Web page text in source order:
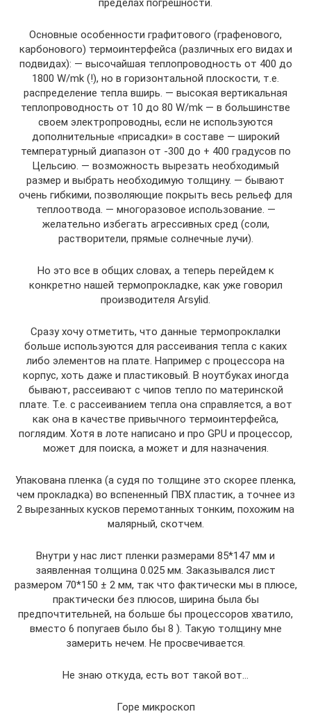
пределах погрешности.
Основные особенности графитового (графенового,
карбонового) термоинтерфейса (различных его видах и
подвидах): — высочайшая теплопроводность от 400 до
1800 W/mk (!), но в горизонтальной плоскости, т.е.
распределение тепла вширь. — высокая вертикальная
теплопроводность от 10 до 80 W/mk — в большинстве
своем электропроводны, если не используются
дополнительные «присадки» в составе — широкий
температурный диапазон от -300 до + 400 градусов по
Цельсию. — возможность вырезать необходимый
размер и выбрать необходимую толщину. — бывают
очень гибкими, позволяющие покрыть весь рельеф для
теплоотвода. — многоразовое использование. —
желательно избегать агрессивных сред (соли,
растворители, прямые солнечные лучи).
Но это все в общих словах, а теперь перейдем к
конкретно нашей термопрокладке, как уже говорил
производителя Arsylid.
Сразу хочу отметить, что данные термопроклалки
больше используются для рассеивания тепла с каких
либо элементов на плате. Например с процессора на
корпус, хоть даже и пластиковый. В ноутбуках иногда
бывают, рассеивают с чипов тепло по материнской
плате. Т.е. с рассеиванием тепла она справляется, а вот
как она в качестве привычного термоинтерфейса,
поглядим. Хотя в лоте написано и про GPU и процессор,
может для поиска, а может и для назначения.
Упакована пленка (а судя по толщине это скорее пленка,
чем прокладка) во вспененный ПВХ пластик, а точнее из
2 вырезанных кусков перемотанных тонким, похожим на
малярный, скотчем.
Внутри у нас лист пленки размерами 85*147 мм и
заявленная толщина 0.025 мм. Заказывался лист
размером 70*150 ± 2 мм, так что фактически мы в плюсе,
практически без плюсов, ширина была бы
предпочтительней, на больше бы процессоров хватило,
вместо 6 попугаев было бы 8 ). Такую толщину мне
замерить нечем. Не просвечивается.
Не знаю откуда, есть вот такой вот…
Горе микроскоп